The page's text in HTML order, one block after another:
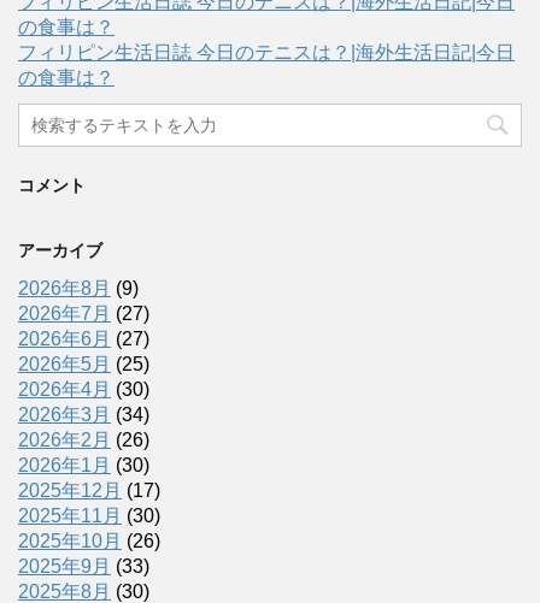
の食事は？
フィリピン生活日誌 今日のテニスは？|海外生活日記|今日
の食事は？
コメント
アーカイブ
2026年8月 (9)
2026年7月 (27)
2026年6月 (27)
2026年5月 (25)
2026年4月 (30)
2026年3月 (34)
2026年2月 (26)
2026年1月 (30)
2025年12月 (17)
2025年11月 (30)
2025年10月 (26)
2025年9月 (33)
2025年8月 (30)